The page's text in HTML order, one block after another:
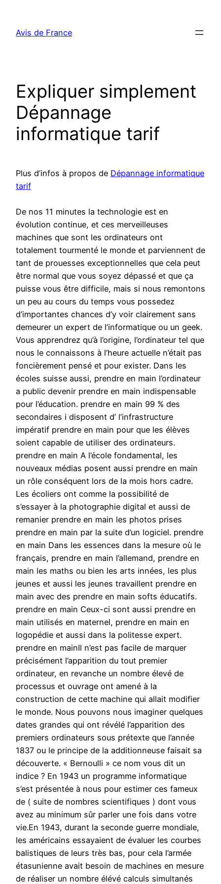
contenu
Avis de France
Expliquer simplement
Dépannage
informatique tarif
Plus d’infos à propos de Dépannage informatique
tarif
De nos 11 minutes la technologie est en
évolution continue, et ces merveilleuses
machines que sont les ordinateurs ont
totalement tourmenté le monde et parviennent de
tant de prouesses exceptionnelles que cela peut
être normal que vous soyez dépassé et que ça
puisse vous être difficile, mais si nous remontons
un peu au cours du temps vous possedez
d’importantes chances d’y voir clairement sans
demeurer un expert de l’informatique ou un geek.
Vous apprendrez qu’à l’origine, l’ordinateur tel que
nous le connaissons à l’heure actuelle n’était pas
foncièrement pensé et pour exister. Dans les
écoles suisse aussi, prendre en main l’ordinateur
a public devenir prendre en main indispensable
pour l’éducation. prendre en main 99 % des
secondaires i disposent d’ l’infrastructure
impératif prendre en main pour que les élèves
soient capable de utiliser des ordinateurs.
prendre en main A l’école fondamental, les
nouveaux médias posent aussi prendre en main
un rôle conséquent lors de la mois hors cadre.
Les écoliers ont comme la possibilité de
s’essayer à la photographie digital et aussi de
remanier prendre en main les photos prises
prendre en main par la suite d’un logiciel. prendre
en main Dans les essences dans la mesure où le
français, prendre en main l’allemand, prendre en
main les maths ou bien les arts innées, les plus
jeunes et aussi les jeunes travaillent prendre en
main avec des prendre en main softs éducatifs.
prendre en main Ceux-ci sont aussi prendre en
main utilisés en maternel, prendre en main en
logopédie et aussi dans la politesse expert.
prendre en mainIl n’est pas facile de marquer
précisément l’apparition du tout premier
ordinateur, en revanche un nombre élevé de
processus et ouvrage ont amené à la
construction de cette machine qui allait modifier
le monde. Nous pouvons nous imaginer quelques
dates grandes qui ont révélé l’apparition des
premiers ordinateurs sous prétexte que l’année
1837 ou le principe de la additionneuse faisait sa
découverte. « Bernoulli » ce nom vous dit un
indice ? En 1943 un programme informatique
s’est présentée à nous pour estimer ces fameux
de ( suite de nombres scientifiques ) dont vous
avez au minimum sûr parler une fois dans votre
vie.En 1943, durant la seconde guerre mondiale,
les américains essayaient de évaluer les courbes
balistiques de leurs très bas, pour cela l’armée
étasunienne avait besoin de machines en mesure
de réaliser un nombre élévé calculs simultanés